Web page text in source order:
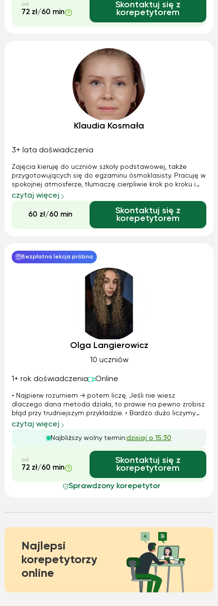
od
72 zł/60 min
Skontaktuj się z
korepetytorem
Klaudia Kosmała
3+ lata doświadczenia
Zajęcia kieruję do uczniów szkoły podstawowej, także
przygotowujących się do egzaminu ósmoklasisty. Pracuję w
spokojnej atmosferze, tłumaczę cierpliwie krok po kroku i
pomagam zrozumieć materiał w prosty, logiczny sposób —
bez stresu i presji. Jeśli chodzi o moje osiągnięcia związane
z tym ścisłym p...
czytaj więcej
60 zł/60 min
Skontaktuj się z
korepetytorem
Bezpłatna lekcja próbna
Olga Langierowicz
10 uczniów
1+ rok doświadczenia Online
• Najpierw rozumiem → potem liczę. Jeśli nie wiesz
dlaczego dana metoda działa, to prawie na pewno zrobisz
błąd przy trudniejszym przykładzie. • Bardzo dużo liczymy
ręcznie, bez kalkulatora – zwłaszcza ułamki, potęgi,
pierwiastki, procenty, logarytmy. • Na każdych zajęciach
rozwiązujemy zadania od najłatwiejszych do naprawdę
trudnych – idziemy tak długo, aż poczujesz, że „już łapiesz”.
czytaj więcej
Najbliższy wolny termin:dzisiaj o 15:30
od
72 zł/60 min
Skontaktuj się z
korepetytorem
Sprawdzony korepetytor
Najlepsi
korepetytorzy
online